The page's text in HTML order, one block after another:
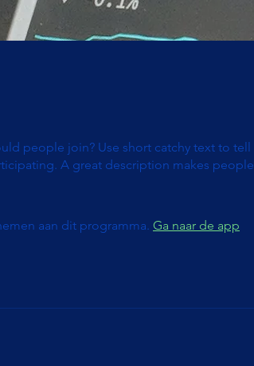
people join? Use short catchy text to tell
A great description makes people
aan dit programma. Ga naar de app